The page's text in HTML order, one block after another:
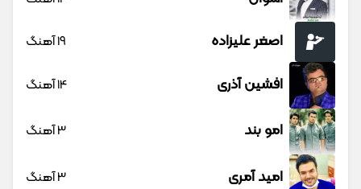
اصغر علیزاده 19 آهنگ
افشین آذری 14 آهنگ
امو بند 3 آهنگ
امید آمری 3 آهنگ